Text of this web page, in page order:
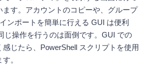
ます。アカウントのコピーや、グループ
ンポートを簡単に行える GUI は便利
じ操作を行うのは面倒です。GUI での
じたら、PowerShell スクリプトを使用
。